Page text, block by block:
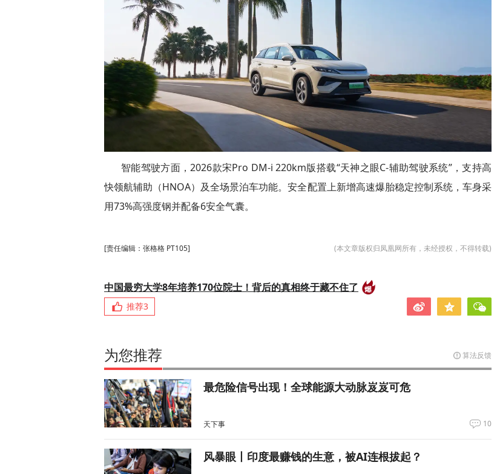
智能驾驶方面，2026款宋Pro DM-i 220km版搭载“天神之眼C-辅助驾驶系统”，支持高
快领航辅助（HNOA）及全场景泊车功能。安全配置上新增高速爆胎稳定控制系统，车身采
用73%高强度钢并配备6安全气囊。
[责任编辑：张格格 PT105] (本文章版权归凤凰网所有，未经授权，不得转载)
中国最穷大学8年培养170位院士！背后的真相终于藏不住了
推荐3
为您推荐 算法反馈
最危险信号出现！全球能源大动脉岌岌可危
天下事 10
风暴眼丨印度最赚钱的生意，被AI连根拔起？